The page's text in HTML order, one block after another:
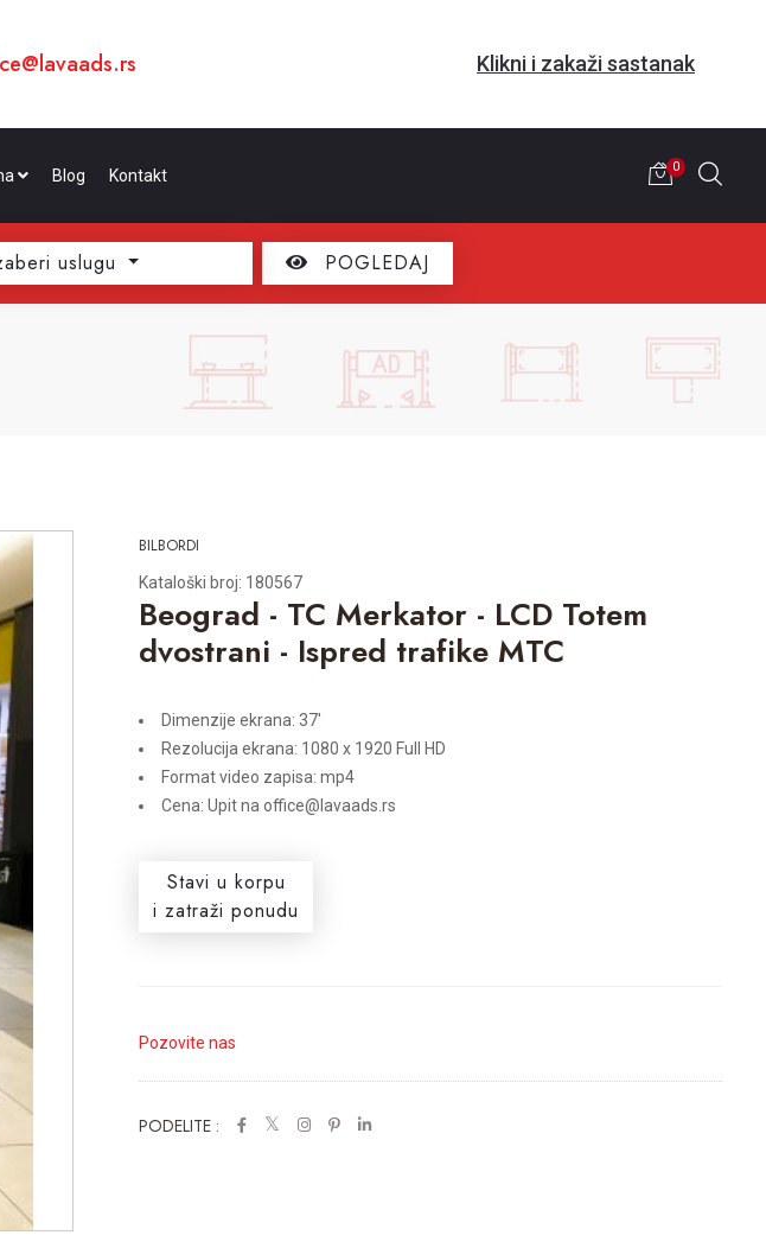
Klikni i zakaži sastanak
Blog Kontakt 0
uslugu POGLEDAJ
BILBORDI
Kataloški broj: 180567
Beograd - TC Merkator - LCD Totem
dvostrani - Ispred trafike MTC
Dimenzije ekrana: 37'
Rezolucija ekrana: 1080 x 1920 Full HD
Format video zapisa: mp4
Cena: Upit na office@lavaads.rs
Stavi u korpu
i zatraži ponudu
Pozovite nas
PODELITE :